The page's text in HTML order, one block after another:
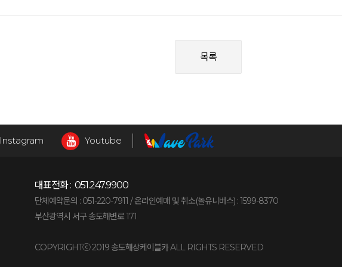
목록
Instagram Youtube
대표전화 : 051.247.9900
단체예약문의 : 051-220-7911 /온라인예매 및 취소(놀유니버스) : 1599-8370
부산광역시 서구 송도해변로 171
COPYRIGHTⓒ 2019 송도해상케이블카 ALL RIGHTS RESERVED